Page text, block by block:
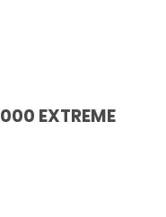
EXTREME